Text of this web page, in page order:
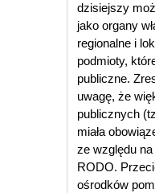
dzisiejszy
jako organy
regionalne i
podmioty,
publiczne.
uwagę, że
publicznych
miała
ze względu na
RODO.
ośrodków